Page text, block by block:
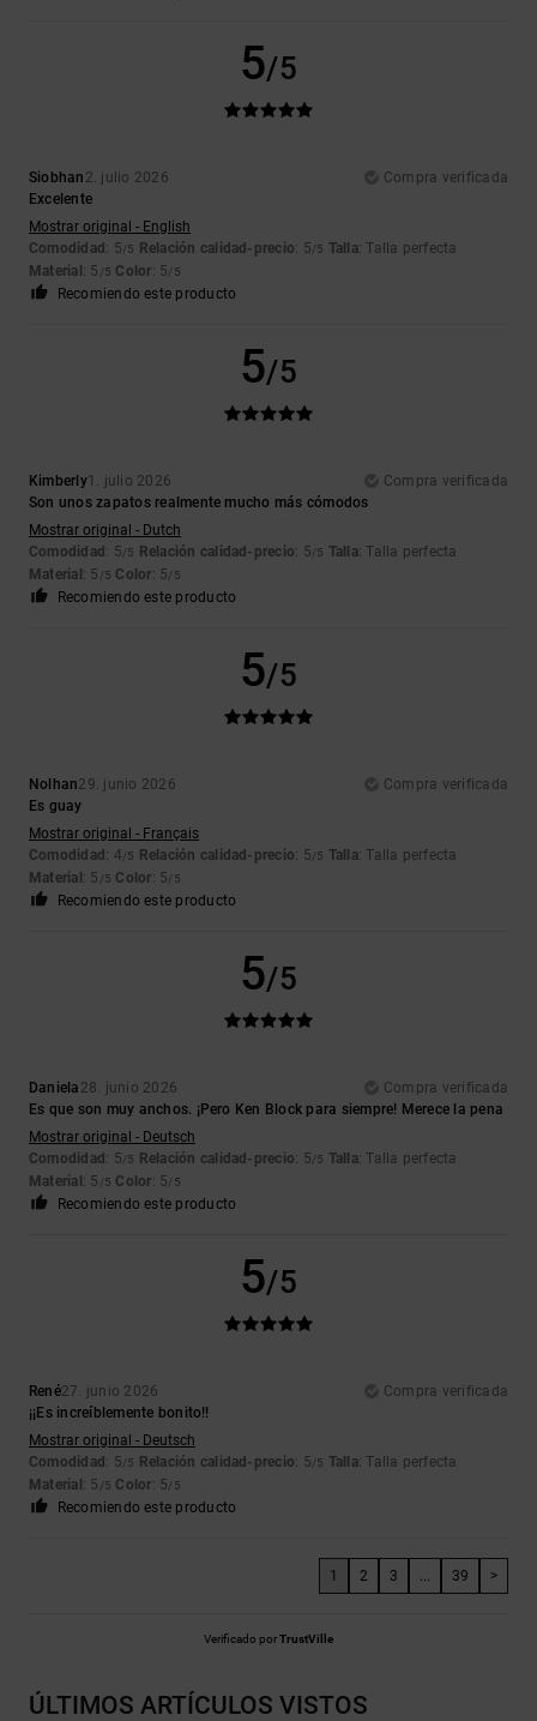
5/5
Siobhan 2. julio 2026
Compra verificada
Excelente
Mostrar original - English
Comodidad: 5/5 Relación calidad-precio: 5/5 Talla: Talla perfecta
Material: 5 /5 Color: 5/5
Recomiendo este producto
5/5
Kimberly1. julio 2026
Compra verificada
Son unos zapatos realmente mucho más cómodos
Mostrar original - Dutch
Comodidad: 5/5 Relación calidad-precio: 5/5 Talla: Talla perfecta
Material: 5 /5 Color: 5/5
Recomiendo este producto
5/5
Nolhan29. junio 2026
Compra verificada
Es guay
Mostrar original - Français
Comodidad: 4/5 Relación calidad-precio: 5/5 Talla: Talla perfecta
Material: 5 /5 Color: 5/5
Recomiendo este producto
5/5
Daniela 28. junio 2026
Compra verificada
Es que son muy anchos. ¡Pero Ken Block para siempre! Merece la pena
Mostrar original - Deutsch
Comodidad: 5/5 Relación calidad-precio: 5/5 Talla: Talla perfecta
Material: 5 /5 Color: 5/5
Recomiendo este producto
5/5
René27. junio 2026
Compra verificada
¡¡Es increíblemente bonito!!
Mostrar original - Deutsch
Comodidad: 5/5 Relación calidad-precio: 5/5 Talla: Talla perfecta
Material: 5 /5 Color: 5/5
Recomiendo este producto
1 2 3 39 >
Verificado porTrustVille
ÚLTIMOS ARTÍCULOS VISTOS